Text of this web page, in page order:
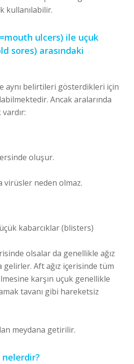
kullanılabilir.
ulcers) ile uçuk
sores) arasındaki
aynı belirtileri gösterdikleri için
Ancak aralarında
oluşur.
virüsler neden olmaz.
kabarcıklar (blisters)
olsalar da genellikle ağız
gelirler. Aft ağız içerisinde tüm
karşın uçuk genellikle
tavanı gibi hareketsiz
meydana getirilir.